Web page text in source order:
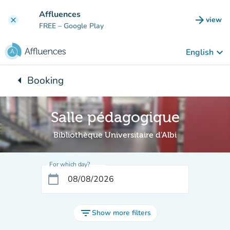
clear Affluences
FREE – Google Play arrow_forward view
(new
English keyboard_arrow_down
arrow_leftBack to:
Booking
Salle pédagogique
Bibliothèque Universitaire d'Albi
For which day?
calendar_today
filter_listShow more filters